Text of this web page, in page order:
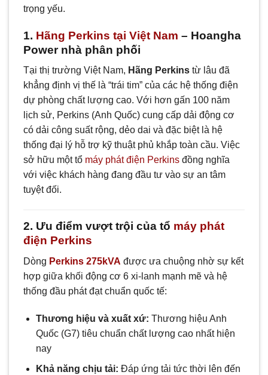
trọng yếu.
1. Hãng Perkins tại Việt Nam – Hoangha
Power nhà phân phối
Tại thị trường Việt Nam, Hãng Perkins từ lâu đã
khẳng định vị thế là “trái tim” của các hệ thống điện
dự phòng chất lượng cao. Với hơn gấn 100 năm
lịch sử, Perkins (Anh Quốc) cung cấp dải động cơ
có dải công suất rộng, dẻo dai và đặc biệt là hệ
thống đại lý hỗ trợ kỹ thuật phủ khắp toàn cầu. Việc
sở hữu một tổ máy phát điện Perkins đồng nghĩa
với việc khách hàng đang đầu tư vào sự an tâm
tuyệt đối.
2. Ưu điểm vượt trội của tổ máy phát
điện Perkins
Dòng Perkins 275kVA được ưa chuộng nhờ sự kết
hợp giữa khối động cơ 6 xi-lanh mạnh mẽ và hệ
thống đầu phát đạt chuẩn quốc tế:
Thương hiệu và xuất xứ: Thương hiệu Anh
Quốc (G7) tiêu chuẩn chất lượng cao nhất hiện
nay
Khả năng chịu tải: Đáp ứng tải tức thời lên đến